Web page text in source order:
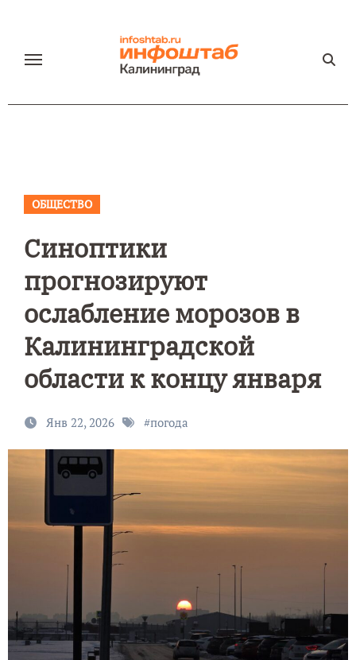
содержанию
ОБЩЕСТВО
Синоптики
прогнозируют
ослабление морозов в
Калининградской
области к концу января
Янв 22, 2026 #погода